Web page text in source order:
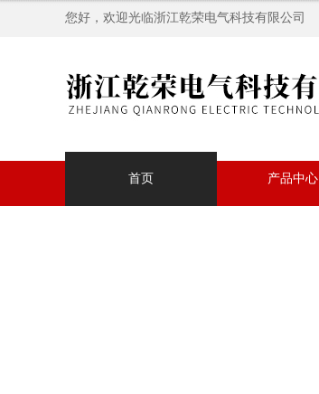
您好，欢迎光临浙江乾荣电气科技有限公司
首页 产品中心